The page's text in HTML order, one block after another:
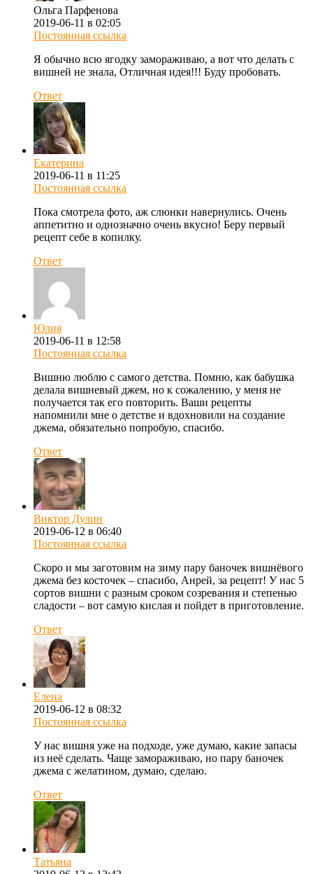
Ольга Парфенова
2019-06-11 в 02:05
Постоянная ссылка
Я обычно всю ягодку замораживаю, а вот что делать с
вишней не знала, Отличная идея!!! Буду пробовать.
Ответ
Екатерина
2019-06-11 в 11:25
Постоянная ссылка
Пока смотрела фото, аж слюнки навернулись. Очень
аппетитно и однозначно очень вкусно! Беру первый
рецепт себе в копилку.
Ответ
Юлия
2019-06-11 в 12:58
Постоянная ссылка
Вишню люблю с самого детства. Помню, как бабушка
делала вишневый джем, но к сожалению, у меня не
получается так его повторить. Ваши рецепты
напомнили мне о детстве и вдохновили на создание
джема, обязательно попробую, спасибо.
Ответ
Виктор Дулин
2019-06-12 в 06:40
Постоянная ссылка
Скоро и мы заготовим на зиму пару баночек вишнёвого
джема без косточек – спасибо, Анрей, за рецепт! У нас 5
сортов вишни с разным сроком созревания и степенью
сладости – вот самую кислая и пойдет в приготовление.
Ответ
Елена
2019-06-12 в 08:32
Постоянная ссылка
У нас вишня уже на подходе, уже думаю, какие запасы
из неё сделать. Чаще замораживаю, но пару баночек
джема с желатином, думаю, сделаю.
Ответ
Татьяна